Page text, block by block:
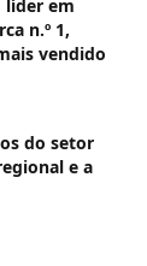
líder em
n.º 1,
vendido
do setor
e a